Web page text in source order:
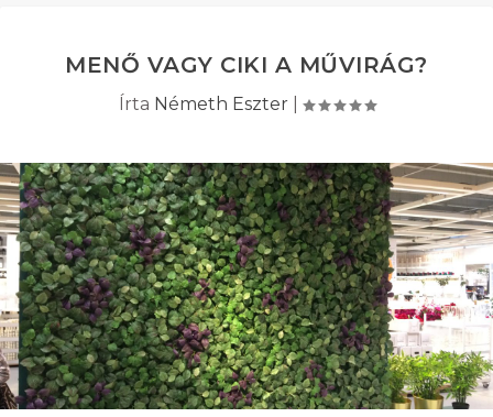
MENŐ VAGY CIKI A MŰVIRÁG?
Írta Németh Eszter